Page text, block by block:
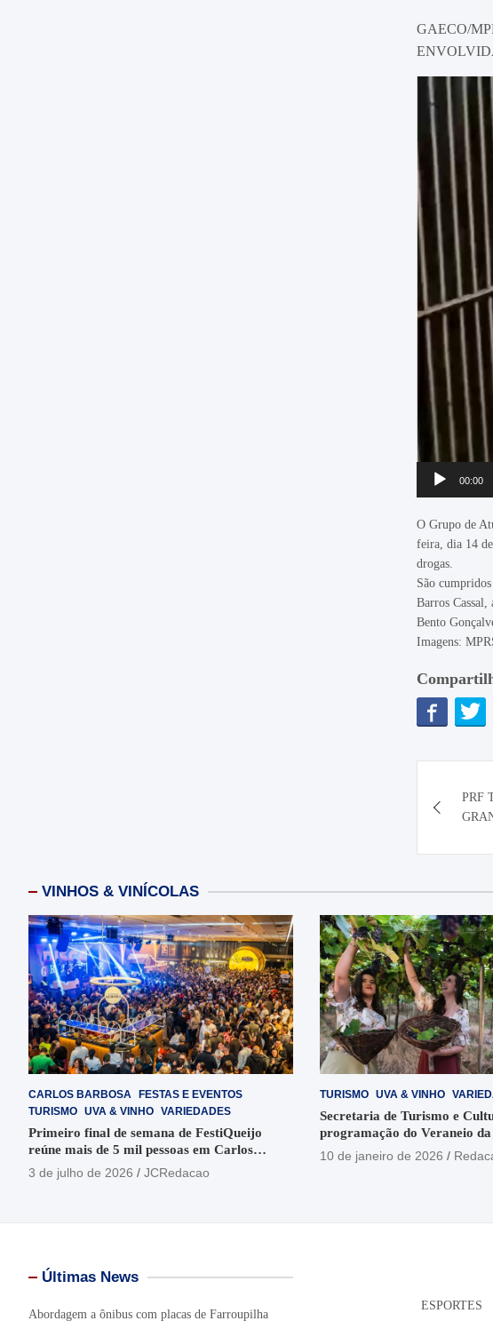
GAECO/
Tocador
vídeo
00:00
O Grupo de
feira, dia 14
drogas.
São
Barros
Bento
Imagens:
de
Post
PRF
VINHOS & VINÍCOLAS
CARLOS BARBOSA FESTAS E EVENTOS
TURISMO UVA & VINHO VARIEDADES
Primeiro final de semana de FestiQueijo
reúne mais de 5 mil pessoas em Carlos
Barbosa
3 de julho de 2026 JCRedacao
TURISMO UVA & VINHO
Secretaria de Turismo e
programação do Veraneio
em Garibaldi
10 de janeiro de 2026
Últimas News
Abordagem a ônibus com placas de Farroupilha
ESPORTES